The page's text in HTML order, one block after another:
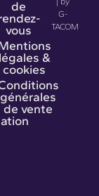
de
de
vous
légales &
cookies
générales
de vente
G-
TACOM